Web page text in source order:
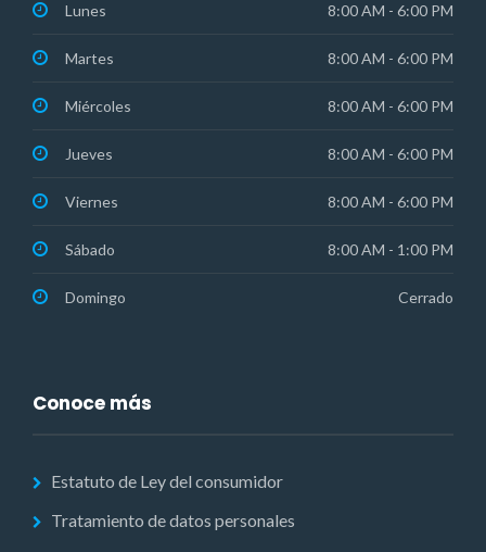
Lunes 8:00 AM - 6:00 PM
Martes 8:00 AM - 6:00 PM
Miércoles 8:00 AM - 6:00 PM
Jueves 8:00 AM - 6:00 PM
Viernes 8:00 AM - 6:00 PM
Sábado 8:00 AM - 1:00 PM
Domingo Cerrado
Conoce más
Estatuto de Ley del consumidor
Tratamiento de datos personales